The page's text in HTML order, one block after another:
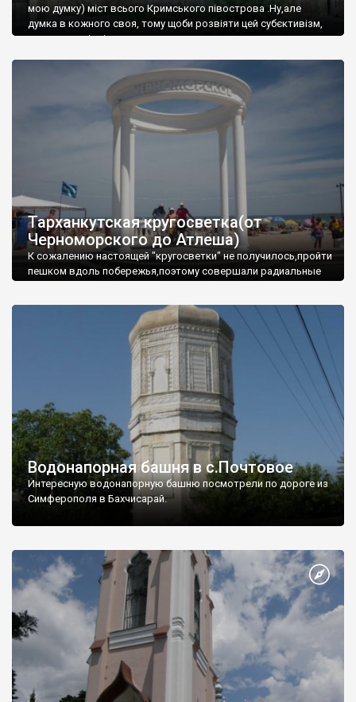
мою думку) міст всього Кримського півострова .Ну,але
думка в кожного своя, тому щоби розвіяти цей субєктивізм,
запрошую відвідати це
Тарханкутская кругосветка(от
Черноморского до Атлеша)
К сожалению настоящей "кругосветки" не получилось,пройти
пешком вдоль побережья,поэтому совершали радиальные
Водонапорная башня в с.Почтовое
Интересную водонапорную башню посмотрели по дороге из
Симферополя в Бахчисарай.